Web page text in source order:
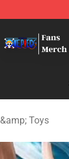
Toys